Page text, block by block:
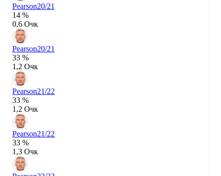
Pearson20/21
14 %
0,6 Очк
Pearson20/21
33 %
1,2 Очк
Pearson21/22
33 %
1,2 Очк
Pearson21/22
33 %
1,3 Очк